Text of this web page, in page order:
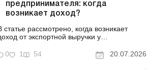
предпринимателя: когда
возникает доход?
статье рассмотрено, когда возникает
от экспортной выручки у
и на едином налоге, по
какому курсу рассчитывать гривневый
0 1 54 20.07.2026